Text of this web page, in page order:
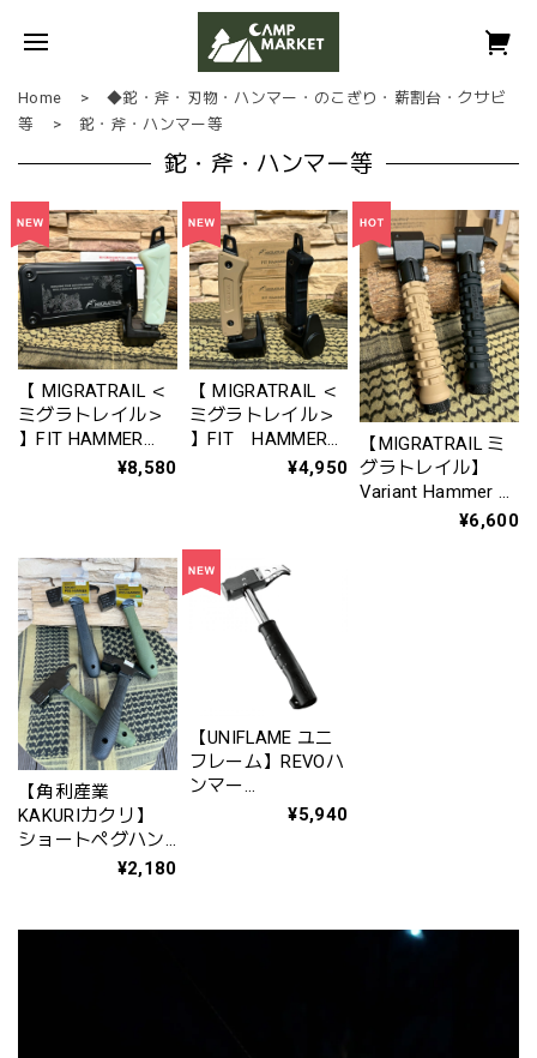
Home
◆鉈・斧・刃物・ハンマー・のこぎり・薪割台・クサビ
等
鉈・斧・ハンマー等
鉈・斧・ハンマー等
【 MIGRATRAIL ＜
ミグラトレイル＞
】FIT HAMMER
with TOOL BOX
ス ( 蓄光 ）〛
G6428 (MT44-
1515)
¥8,580
【 MIGRATRAIL ＜
ミグラトレイル＞
】FIT HAMMER
（フィットハンマ
¥4,950
【MIGRATRAIL ミ
グラトレイル】
Variant Hammer バ
リアントハンマー
¥6,600
【角利産業
KAKURIカクリ】
ショートペグハン
¥2,180
【UNIFLAME ユニ
フレーム】REVOハ
ンマー
Ⅱ〈No.680889〉
¥5,940